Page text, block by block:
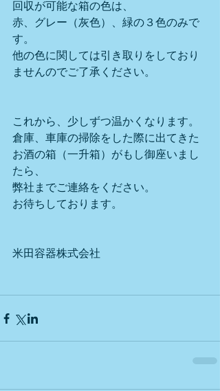
回収が可能な箱の色は、
赤、グレー（灰色）、緑の３色のみで
す。
他の色に関しては引き取りをしており
ませんのでご了承ください。
これから、少しずつ温かくなります。
倉庫、車庫の掃除をした際に出てきた
お酒の箱（一升箱）がもし御座いまし
たら、
弊社までご連絡をください。
お待ちしております。
米田容器株式会社